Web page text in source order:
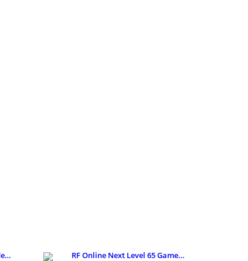
RF Online Next Level 65 Guide: Best Rewards, Skill
RF Online Next Level 65 Gameplay Guide: Epic Rover